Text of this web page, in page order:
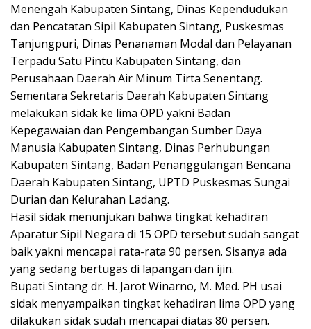
Menengah Kabupaten Sintang, Dinas Kependudukan
dan Pencatatan Sipil Kabupaten Sintang, Puskesmas
Tanjungpuri, Dinas Penanaman Modal dan Pelayanan
Terpadu Satu Pintu Kabupaten Sintang, dan
Perusahaan Daerah Air Minum Tirta Senentang.
Sementara Sekretaris Daerah Kabupaten Sintang
melakukan sidak ke lima OPD yakni Badan
Kepegawaian dan Pengembangan Sumber Daya
Manusia Kabupaten Sintang, Dinas Perhubungan
Kabupaten Sintang, Badan Penanggulangan Bencana
Daerah Kabupaten Sintang, UPTD Puskesmas Sungai
Durian dan Kelurahan Ladang.
Hasil sidak menunjukan bahwa tingkat kehadiran
Aparatur Sipil Negara di 15 OPD tersebut sudah sangat
baik yakni mencapai rata-rata 90 persen. Sisanya ada
yang sedang bertugas di lapangan dan ijin.
Bupati Sintang dr. H. Jarot Winarno, M. Med. PH usai
sidak menyampaikan tingkat kehadiran lima OPD yang
dilakukan sidak sudah mencapai diatas 80 persen.